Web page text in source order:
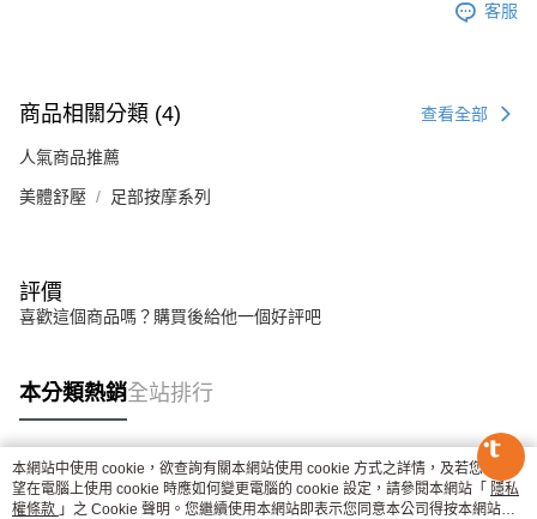
客服
商品相關分類 (4) 查看全部
人氣商品推薦
美體舒壓 足部按摩系列
評價
喜歡這個商品嗎？購買後給他一個好評吧
本分類熱銷全站排行
熱門標籤
本網站中使用 cookie，欲查詢有關本網站使用 cookie 方式之詳情，及若您不希
望在電腦上使用 cookie 時應如何變更電腦的 cookie 設定，請參閱本網站「 隱私
權條款 」之 Cookie 聲明。您繼續使用本網站即表示您同意本公司得按本網站使